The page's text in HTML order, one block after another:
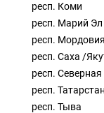
респ. Коми
респ. Марий Эл
респ. Мордовия
респ. Саха /
респ.
респ. Татарстан
респ. Тыва